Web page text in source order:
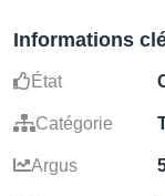
Informations
État
Catégorie
Argus